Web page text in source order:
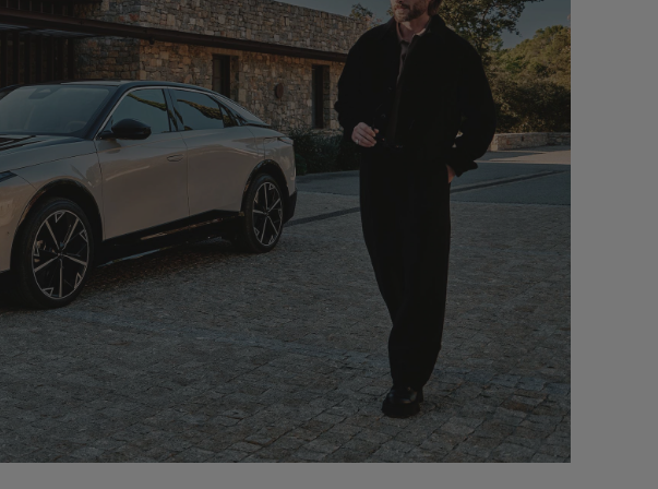
À L’ENTRETIEN
Le valet prend en charge votre DS et vous
dépose un véhicule de remplacement selon
vos besoins. Une prestation sur-mesure.
ACCOMPAGNEMENT QUOTIDIEN
Rien n’est plus précieux que votre
Automobiles vous offre la possibilité
bénéficier des services d’un valet, à
livraison ou à l’entretien de votre DS.